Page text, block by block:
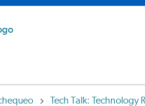
Tech Talk: Technology